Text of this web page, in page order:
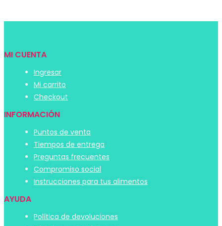
MI CUENTA
Ingresar
Mi carrito
Checkout
INFORMACIÓN
Puntos de venta
Tiempos de entrega
Preguntas frecuentes
Compromiso social
Instrucciones para tus alimentos
AYUDA
Política de devoluciones